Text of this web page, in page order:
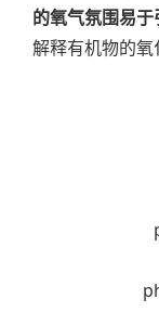
的氧气氛围易
解释有机物的氧